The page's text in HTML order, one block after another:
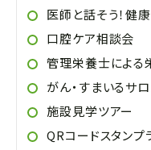
医師と話そう！健
口腔ケア相談会
管理栄養士による
がん・すまいるサロ
施設見学ツアー
QRコードスタンプ